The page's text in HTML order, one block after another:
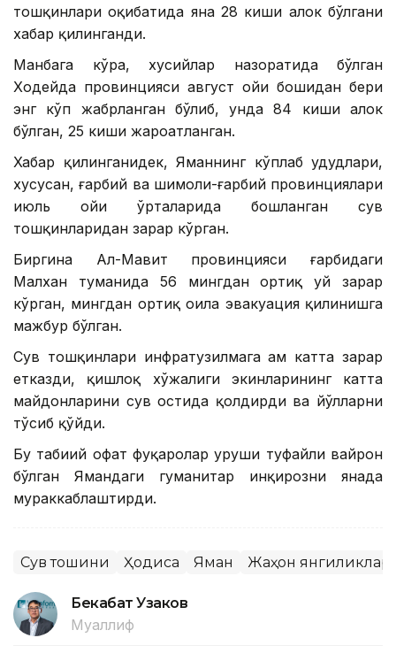
тошқинлари оқибатида яна 28 киши ҳалок бўлгани
хабар қилинганди.
Манбага кўра, хусийлар назоратида бўлган
Ходейда провинцияси август ойи бошидан бери
энг кўп жабрланган бўлиб, унда 84 киши ҳалок
бўлган, 25 киши жароҳатланган.
Хабар қилинганидек, Яманнинг кўплаб ҳудудлари,
хусусан, ғарбий ва шимоли-ғарбий провинциялари
июль ойи ўрталарида бошланган сув
тошқинларидан зарар кўрган.
Биргина Ал-Маҳвит провинцияси ғарбидаги
Малхан туманида 56 мингдан ортиқ уй зарар
кўрган, мингдан ортиқ оила эвакуация қилинишга
мажбур бўлган.
Сув тошқинлари инфратузилмага ҳам катта зарар
етказди, қишлоқ хўжалиги экинларининг катта
майдонларини сув остида қолдирди ва йўлларни
тўсиб қўйди.
Бу табиий офат фуқаролар уруши туфайли вайрон
бўлган Ямандаги гуманитар инқирозни янада
мураккаблаштирди.
Сув тошқини Ҳодиса Яман Жаҳон
Бекабат Узаков
Муаллиф